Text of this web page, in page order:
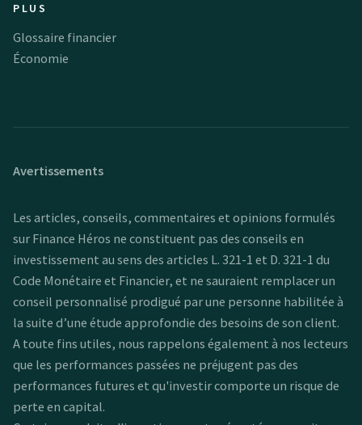
PLUS
Glossaire financier
Économie
Avertissements
Les articles, conseils, commentaires et opinions formulés
sur Finance Héros ne constituent pas des conseils en
investissement au sens des articles L. 321-1 et D. 321-1 du
Code Monétaire et Financier, et ne sauraient remplacer un
conseil personnalisé prodigué par une personne habilitée à
la suite d’une étude approfondie des besoins de son client.
A toute fins utiles, nous rappelons également à nos lecteurs
que les performances passées ne préjugent pas des
performances futures et qu'investir comporte un risque de
perte en capital.